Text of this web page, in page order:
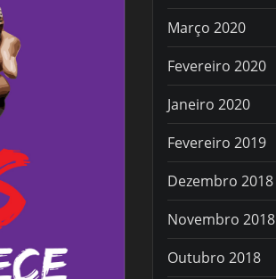
Março 2020
Fevereiro 2020
Janeiro 2020
Fevereiro 2019
Dezembro 2018
Novembro 2018
Outubro 2018